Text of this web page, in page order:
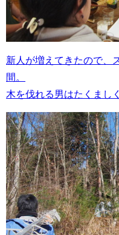
新人が増えてきたので、
間。
木を伐れる男はたくまし